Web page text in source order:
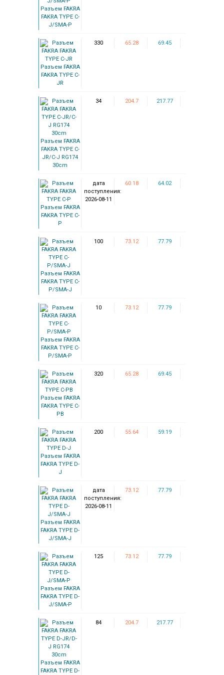
Разъем FAKRA
FAKRA TYPE C-
J/SMA-P
Разъем FAKRA
FAKRA TYPE C-
JR
330 65.28 69.45
Разъем FAKRA
FAKRA TYPE C-
JR/C-J RG174
30cm
34 204.7 217.77
Разъем FAKRA
FAKRA TYPE C-
P
дата
поступления:
2026-08-11
60.18 64.02
Разъем FAKRA
FAKRA TYPE C-
P/SMA-J
100 73.12 77.79
Разъем FAKRA
FAKRA TYPE C-
P/SMA-P
10 73.12 77.79
Разъем FAKRA
FAKRA TYPE C-
PB
320 65.28 69.45
Разъем FAKRA
FAKRA TYPE D-
J
200 55.64 59.19
Разъем FAKRA
FAKRA TYPE D-
J/SMA-J
дата
поступления:
2026-08-11
73.12 77.79
Разъем FAKRA
FAKRA TYPE D-
J/SMA-P
125 73.12 77.79
Разъем FAKRA
FAKRA TYPE D-
84 204.7 217.77